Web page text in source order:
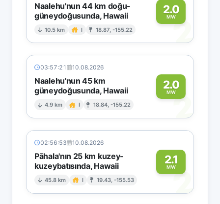
Naalehu'nun 44 km doğu-
güneydoğusunda, Hawaii
10.5 km I 18.87, -155.22
2.0
MW2
03:57:21 10.08.2026
Naalehu'nun 45 km
güneydoğusunda, Hawaii
4.9 km I 18.84, -155.22
2.0
MW2
02:56:53 10.08.2026
Pāhala'nın 25 km kuzey-
kuzeybatısında, Hawaii
45.8 km I 19.43, -155.53
2.1
MW2